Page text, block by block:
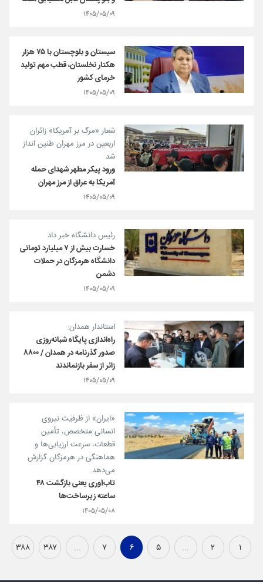
۱۴۰۵/۰۵/۰۹
سیستان و بلوچستان با ۷۵ هزار
هکتار نخلستان، قطب مهم تولید
خرمای کشور
۱۴۰۵/۰۵/۰۹
شعار «مرگ بر آمریکا» زائران
اربعین در مرز مهران طنین انداز
شد
ورود پیکر مطهر شهدای حمله
آمریکا به عراق از مرز مهران
۱۴۰۵/۰۵/۰۹
رئیس دانشگاه خبر داد
خسارت بیش از ۷ میلیارد تومانی
دانشگاه هرمزگان در حملات
دشمن
۱۴۰۵/۰۵/۰۹
استاندار همدان:
راه‌اندازی پایگاه شبانه‌روزی
صدور گذرنامه در همدان / ۸۸۰۰
زائر از سفر بازنماندند
۱۴۰۵/۰۵/۰۹
«ایران» از ظرفیت نیروی
انسانی متخصص، تأمین
قطعات، سرعت ارزیابی‌ها و
هماهنگی در هرمزگان گزارش
می‌دهد
تاب‌آوری یعنی بازگشت ۴۸
ساعته زیرساخت‌ها
۱۴۰۵/۰۵/۰۸
۱ ۲ ... ۵ ۶ ۷ ... ۳۸۷ ۳۸۸